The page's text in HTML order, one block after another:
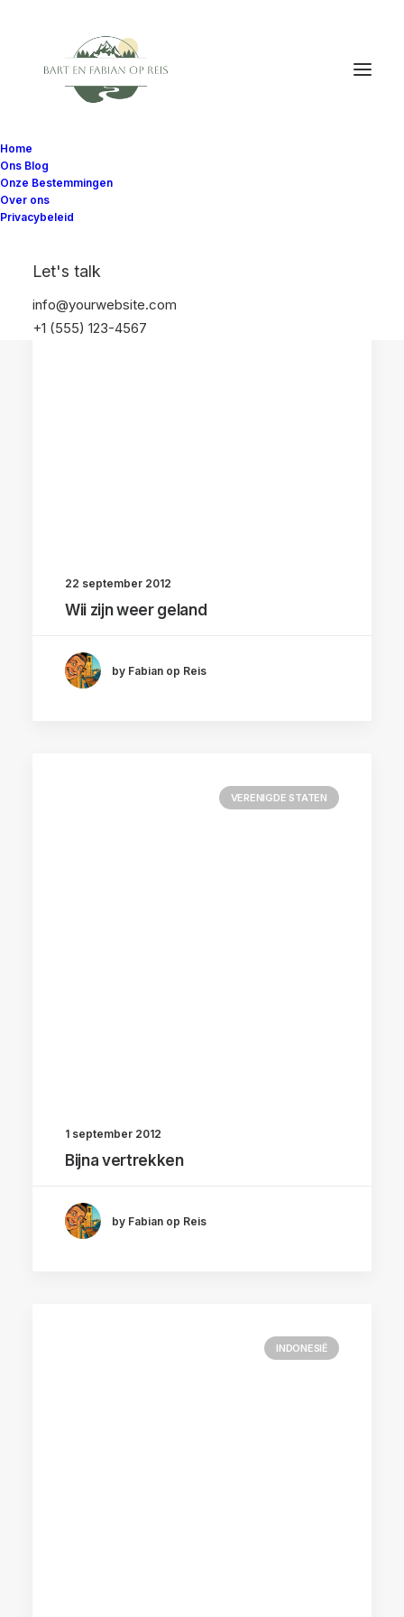
Home
Ons Blog
Onze Bestemmingen
Over ons
Privacybeleid
Let's talk
info@yourwebsite.com
+1 (555) 123-4567
22 september 2012
Wii zijn weer geland
by Fabian op Reis
VERENIGDE STATEN
1 september 2012
Bijna vertrekken
by Fabian op Reis
INDONESIË